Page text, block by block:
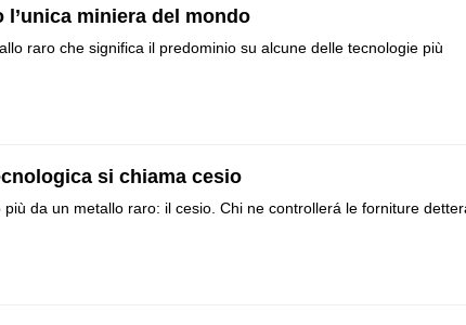
miniera del mondo
raro che significa il predominio su alcune delle tecnologie più
si chiama cesio
da un metallo raro: il cesio. Chi ne controllerá le forniture